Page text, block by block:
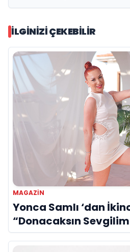
İLGINIZI ÇEKEBILIR
MAGAZİN
Yonca Samlı ‘dan
“Donacaksın